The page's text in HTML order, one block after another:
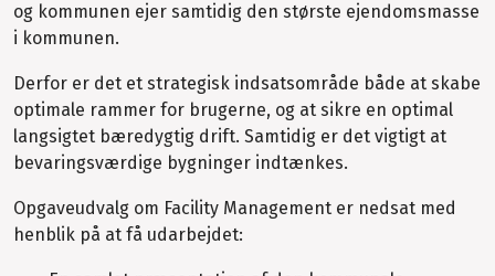
og kommunen ejer samtidig den største ejendomsmasse
i kommunen.
Derfor er det et strategisk indsatsområde både at skabe
optimale rammer for brugerne, og at sikre en optimal
langsigtet bæredygtig drift. Samtidig er det vigtigt at
bevaringsværdige bygninger indtænkes.
Opgaveudvalg om Facility Management er nedsat med
henblik på at få udarbejdet: